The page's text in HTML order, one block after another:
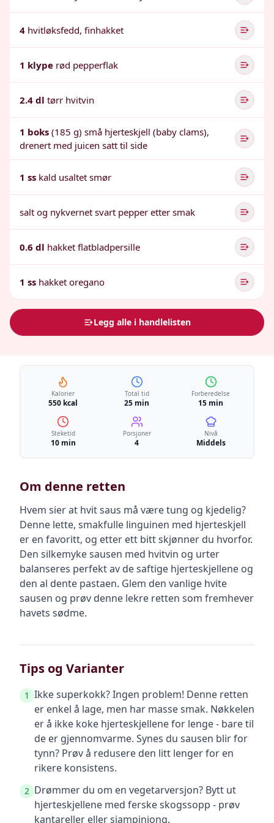
4 hvitløksfedd, finhakket
1 klype rød pepperflak
2.4 dl tørr hvitvin
1 boks (185 g) små hjerteskjell (baby clams),
drenert med juicen satt til side
1 ss kald usaltet smør
salt og nykvernet svart pepper etter smak
0.6 dl hakket flatbladpersille
1 ss hakket oregano
Legg alle i handlelisten
Kalorier
550 kcal
Total tid
25 min
Forberedelse
15 min
Steketid
10 min
Porsjoner
4
Nivå
Middels
Om denne retten
Hvem sier at hvit saus må være tung og kjedelig?
Denne lette, smakfulle linguinen med hjerteskjell
er en favoritt, og etter ett bitt skjønner du hvorfor.
Den silkemyke sausen med hvitvin og urter
balanseres perfekt av de saftige hjerteskjellene og
den al dente pastaen. Glem den vanlige hvite
sausen og prøv denne lekre retten som fremhever
havets sødme.
Tips og Varianter
1 Ikke superkokk? Ingen problem! Denne retten
er enkel å lage, men har masse smak. Nøkkelen
er å ikke koke hjerteskjellene for lenge - bare til
de er gjennomvarme. Synes du sausen blir for
tynn? Prøv å redusere den litt lenger for en
rikere konsistens.
2 Drømmer du om en vegetarversjon? Bytt ut
hjerteskjellene med ferske skogssopp - prøv
kantareller eller sjampinjong.